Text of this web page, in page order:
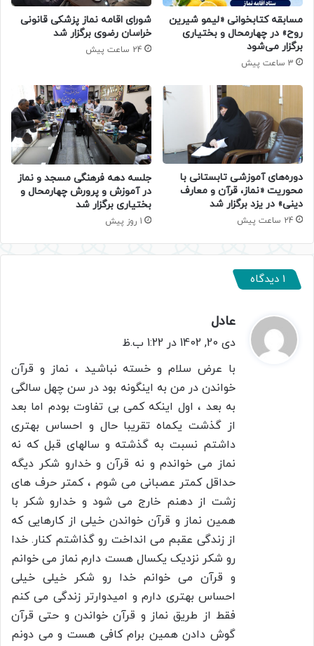
مسابقه کتابخوانی «لیمو شیرین
روح» در چهارمحال و بختیاری
برگزار می‌شود
3 ساعت پیش
شورای اقامه نماز پزشکی قانونی
خراسان رضوی برگزار شد
24 ساعت پیش
دوره‌های آموزشی تابستانی با
محوریت «نماز، قرآن و معارف
دینی» در یزد برگزار شد
24 ساعت پیش
جلسه دهه فرهنگی مسجد و نماز
در آموزش و پرورش چهارمحال و
بختیاری برگزار شد
1 روز پیش
1 دیدگاه
عادل
ف
:
دی 20, 1402 در 1:22 ب.ظ
با عرض سلام و خسته نباشید ، نماز و قرآن
خواندن در من به اینگونه بود در سن چهل سالگی
به بعد ، اول اینکه کمی بی تفاوت بودم اما بعد
از گذشت یکماه تقریبا حال و احساس بهتری
داشتم نسبت به گذشته و سالهای قبل که نه
نماز می خواندم و نه قرآن و خدارو شکر دیگه
حداقل کمتر عصبانی می شوم ، کمتر حرف های
زشت از دهنم خارج می شود و خدارو شکر با
همین نماز و قرآن خواندن خیلی از کارهایی که
از زندگی عقبم می انداخت رو گذاشتم کنار. خدا
رو شکر نزدیک یکسال هست دارم نماز می خوانم
و قرآن می خوانم خدا رو شکر خیلی خیلی
احساس بهتری دارم و امیدوارتر زندگی می کنم
فقط از طریق نماز و قرآن خواندن و حتی قرآن
گوش دادن همین برام کافی هست و می دونم